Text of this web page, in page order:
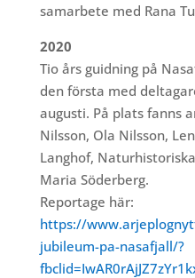
samarbete med Rana
2020
Tio års guidning på
den första med
augusti. På plats fanns
Nilsson, Ola Nilsson,
Langhof,
Maria Söderberg.
Reportage här:
https://
jubileum-pa-nasafjall/?